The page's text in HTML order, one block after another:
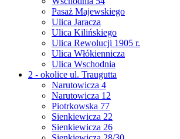
Pasaż Majewskiego
Ulica Jaracza
Ulica Kilińskiego
Ulica Rewolucji 1905 r.
Ulica Włókiennicza
Ulica Wschodnia
2 - okolice ul. Traugutta
Narutowicza 4
Narutowicza 12
Piotrkowska 77
Sienkiewicza 22
Sienkiewicza 26